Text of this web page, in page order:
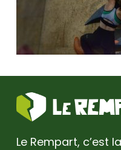
Le Rempart, c’est